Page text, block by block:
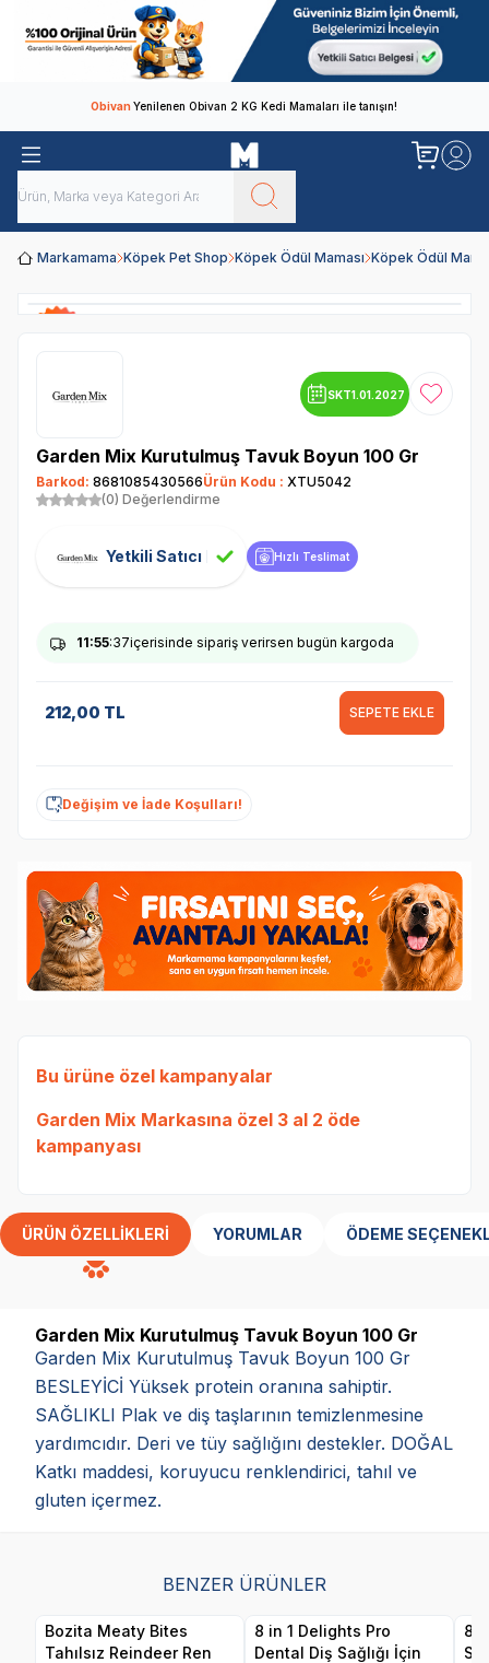
ObivanYenilenen Obivan 2 KG Kedi Mamaları ile tanışın!
Markamama Köpek Pet Shop Köpek Ödül Maması Köpek Ödül
SKT1.01.2027 Favoriye
Garden Mix Kurutulmuş Tavuk Boyun 100 Gr
Barkod: 8681085430566Ürün Kodu : XTU5042
(0) Değerlendirme
Yetkili Satıcı Hızlı Teslimat
11:55:37içerisinde sipariş verirsen bugün kargoda
212,00 TL SEPETE EKLE
Değişim ve İade Koşulları!
Bu ürüne özel kampanyalar
Garden Mix Markasına özel 3 al 2 öde
kampanyası
ÜRÜN ÖZELLIKLERI YORUMLAR ÖDEME
Garden Mix Kurutulmuş Tavuk Boyun 100 Gr
Garden Mix Kurutulmuş Tavuk Boyun 100 Gr
BESLEYİCİ Yüksek protein oranına sahiptir.
SAĞLIKLI Plak ve diş taşlarının temizlenmesine
yardımcıdır. Deri ve tüy sağlığını destekler. DOĞAL
Katkı maddesi, koruyucu renklendirici, tahıl ve
gluten içermez.
BENZER ÜRÜNLER
Bozita Meaty Bites
Tahılsız Reindeer Ren
8 in 1 Delights Pro
Dental Diş Sağlığı İçin
8